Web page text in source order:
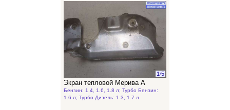
1/5
Экран тепловой Мерива А
Бензин: 1.4, 1.6, 1.8 л; Турбо Бензин:
1.6 л; Турбо Дизель: 1.3, 1.7 л